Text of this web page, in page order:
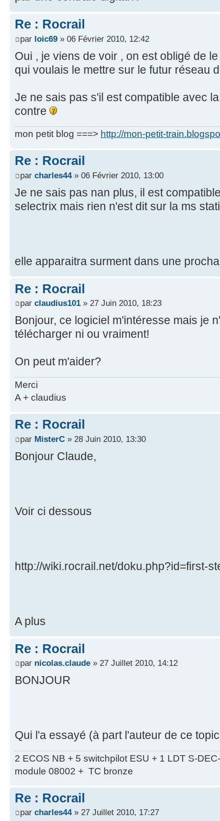
Re : Rocrail
par loic69 » 06 Février 2010, 12:42
Oui , je viens de voir , on est obligé de
qui voulais le mettre sur le futur réseau
Je ne sais pas s'il est compatible avec
contre
mon petit blog ===> http://mon-petit-
Re : Rocrail
par charles44» 06 Février 2010, 13:00
Je ne sais pas nan plus, il est
selectrix mais rien n'est dit sur la ms
elle apparaitra surment dans une
Re : Rocrail
par claudius101 » 27 Juin 2010, 18:23
Bonjour, ce logiciel m'intéresse mais je
télécharger ni ou vraiment!
On peut m'aider?
Merci
A + claudius
Re : Rocrail
par MisterC » 28 Juin 2010, 13:30
Bonjour Claude,
Voir ci dessous
http://wiki.rocrail.net/doku.php?id=first-
A plus
Re : Rocrail
par nicolas.claude » 27 Juillet 2010, 14:12
BONJOUR
Qui l'a essayé (à part l'auteur de ce
2 ECOS NB + 5 switchpilot ESU + 1 LDT S-
module 08002 + TC bronze
Re : Rocrail
par charles44» 27 Juillet 2010, 17:27